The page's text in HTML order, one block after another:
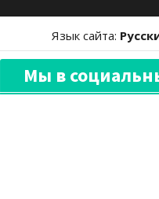
Язык сайта:
Мы в